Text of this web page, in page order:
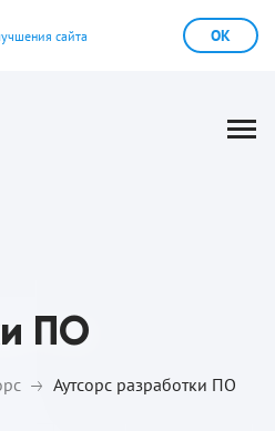
сайта OK
ПО
Аутсорс разработки ПО